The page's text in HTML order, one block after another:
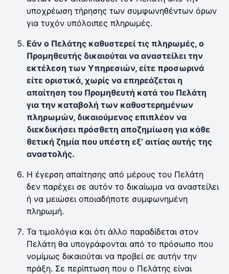
υποχρέωση τήρησης των συμφωνηθέντων όρων
για τυχόν υπόλοιπες πληρωμές.
Εάν ο Πελάτης καθυστερεί τις πληρωμές, ο
Προμηθευτής δικαιούται να αναστείλει την
εκτέλεση των Υπηρεσιών, είτε προσωρινά
είτε οριστικά, χωρίς να επηρεάζεται η
απαίτηση του Προμηθευτή κατά του Πελάτη
για την καταβολή των καθυστερημένων
πληρωμών, δικαιούμενος επιπλέον να
διεκδικήσει πρόσθετη αποζημίωση για κάθε
θετική ζημία που υπέστη εξ’ αιτίας αυτής της
αναστολής.
Η έγερση απαίτησης από μέρους του Πελάτη
δεν παρέχει σε αυτόν το δικαίωμα να αναστείλει
ή να μειώσει οποιαδήποτε συμφωνημένη
πληρωμή.
Τα τιμολόγια και ότι άλλο παραδίδεται στον
Πελάτη θα υπογράφονται από το πρόσωπο που
νομίμως δικαιούται να προβεί σε αυτήν την
πράξη. Σε περίπτωση που ο Πελάτης είναι